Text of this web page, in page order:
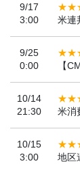
9/17
3:00
米連
9/25
0:00
【
10/14
21:30
米消
10/15
3:00
地区